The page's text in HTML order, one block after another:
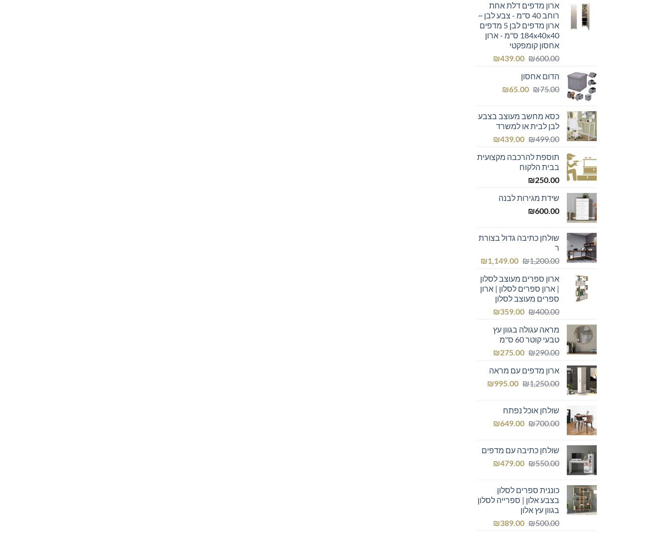
₪800.00.
₪759.00.ארון מדפים דלת אחת
רוחב 40 ס"מ - צבע לבן ~
ארון מדפים לבן 5 מדפים
184x40x40 ס"מ - ארון
אחסון קומפקטי
₪600.00
המחיר
היה:
₪600.00.
₪439.00
המחיר
הדום אחסון
₪75.00
המחיר
₪75.00.
₪65.00
המחיר
₪65.00.
כסא מחשב מעוצב בצבע
לבן לבית או למשרד
₪499.00
המחיר
היה:
₪499.00.
₪439.00
המחיר
הוא:
תוספת להרכבה מקצועית
בבית הלקוח
₪250.00
שידת מגירות לבנה
₪600.00
שולחן כתיבה גדול בצורת
ר
₪1,200.00
המחיר
היה:
₪1,200.00.
₪1,149.00
המחיר
הוא:
₪1,149.00.
ארון ספרים מעוצב לסלון
| ארון ספרים לסלון | ארון
ספרים מעוצב לסלון
₪400.00
המחיר
היה:
₪400.00.
₪359.00
המחיר
הוא:מראה עגולה בגוון עץ
טבעי קוטר 60 ס"מ
₪290.00
המחיר
היה:
₪290.00.
₪275.00
המחיר
הוא:
₪275.00.
ארון מדפים עם מראה
₪1,250.00
המחיר
₪1,250.00.
₪995.00
המחיר
שולחן אוכל נפתח
₪700.00
המחיר
₪700.00.
₪649.00
המחיר
₪649.00.שולחן כתיבה עם מדפים
₪550.00
המחיר
₪550.00.
₪479.00
המחיר
כוננית ספרים לסלון
בצבע אלון | ספרייה לסלון
בגוון עץ אלון
₪500.00
המחיר ₪389.00
המחיר